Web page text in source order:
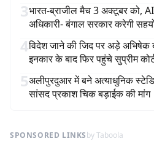
3भारत-ब्राजील मैच 3 अक्टूबर को,
अधिकारी- बंगाल सरकार करेगी
4विदेश जाने की जिद पर अड़े अभिषेक
इनकार के बाद फिर पहुंचे सुप्रीम
5अलीपुरदुआर में बने अत्याधुनिक
सांसद प्रकाश चिक बड़ाईक की मांग
SPONSORED LINKSby Taboola